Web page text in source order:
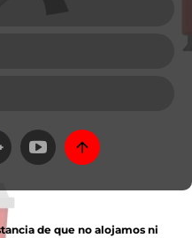
de que no alojamos ni